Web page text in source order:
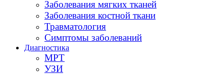
Заболевания мягких тканей
Заболевания костной ткани
Травматология
Симптомы заболеваний
Диагностика
МРТ
УЗИ